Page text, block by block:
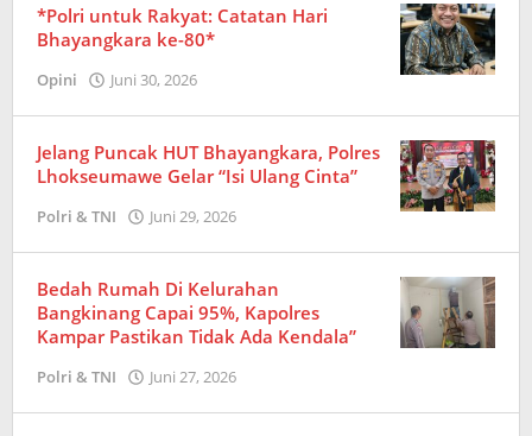
*Polri untuk Rakyat: Catatan Hari
Bhayangkara ke-80*
Opini Juni 30, 2026
Jelang Puncak HUT Bhayangkara, Polres
Lhokseumawe Gelar “Isi Ulang Cinta”
Polri & TNI Juni 29, 2026
Bedah Rumah Di Kelurahan
Bangkinang Capai 95%, Kapolres
Kampar Pastikan Tidak Ada Kendala”
Polri & TNI Juni 27, 2026